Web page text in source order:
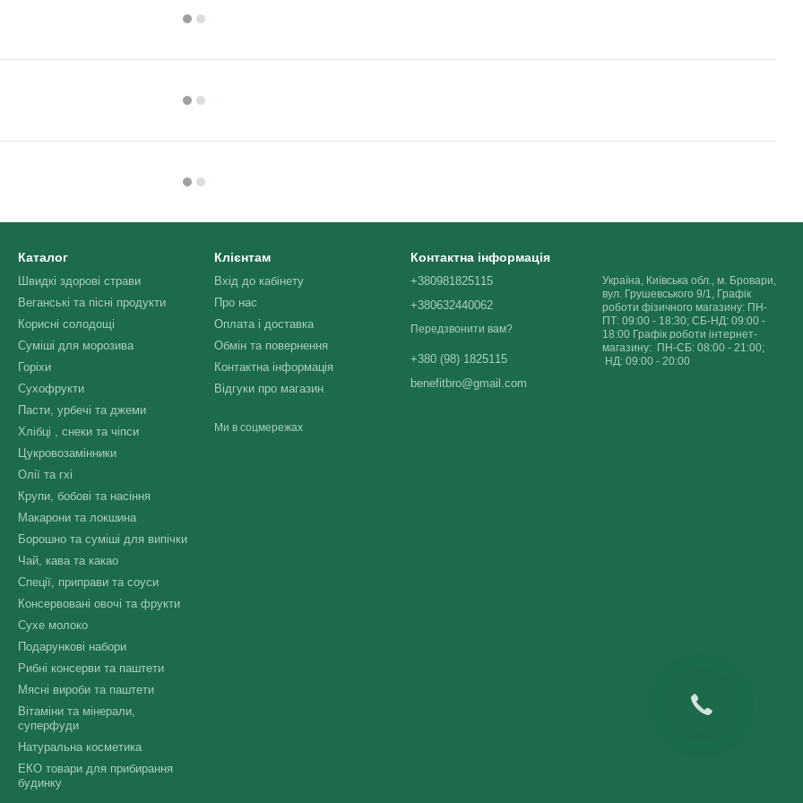
Каталог
Швидкі здорові страви
Веганські та пісні продукти
Корисні солодощі
Суміші для морозива
Горіхи
Сухофрукти
Пасти, урбечі та джеми
Хлібці , снеки та чіпси
Цукровозамінники
Олії та гхі
Крупи, бобові та насіння
Макарони та локшина
Борошно та суміші для випічки
Чай, кава та какао
Спеції, приправи та соуси
Консервовані овочі та фрукти
Сухе молоко
Подарункові набори
Рибні консерви та паштети
Мясні вироби та паштети
Вітаміни та мінерали,
суперфуди
Натуральна косметика
ЕКО товари для прибирання
будинку
Клієнтам
Вхід до кабінету
Про нас
Оплата і доставка
Обмін та повернення
Контактна інформація
Відгуки про магазин
Ми в соцмережах
Контактна інформація
+380981825115
+380632440062
Передзвонити вам?
+380 (98) 1825115
benefitbro@gmail.com
Україна, Київська обл., м. Бровари,
вул. Грушевського 9/1, Графік
роботи фізичного магазину: ПН-
ПТ: 09:00 - 18:30; СБ-НД: 09:00 -
18:00 Графік роботи інтернет-
магазину: ПН-СБ: 08:00 - 21:00;
НД: 09:00 - 20:00